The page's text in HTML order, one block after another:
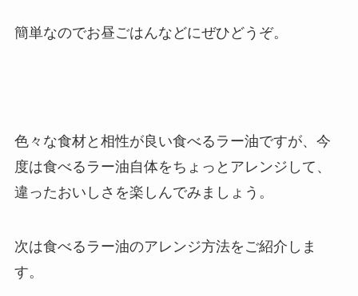
簡単なのでお昼ごはんなどにぜひどうぞ。
色々な食材と相性が良い食べるラー油ですが、今
度は食べるラー油自体をちょっとアレンジして、
違ったおいしさを楽しんでみましょう。
次は食べるラー油のアレンジ方法をご紹介しま
す。